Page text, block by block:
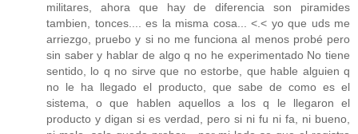
militares, ahora que hay de diferencia son piramides
tambien, tonces.... es la misma cosa... <.< yo que uds me
arriezgo, pruebo y si no me funciona al menos probé pero
sin saber y hablar de algo q no he experimentado No tiene
sentido, lo q no sirve que no estorbe, que hable alguien q
no le ha llegado el producto, que sabe de como es el
sistema, o que hablen aquellos a los q le llegaron el
producto y digan si es verdad, pero si ni fu ni fa, ni bueno,